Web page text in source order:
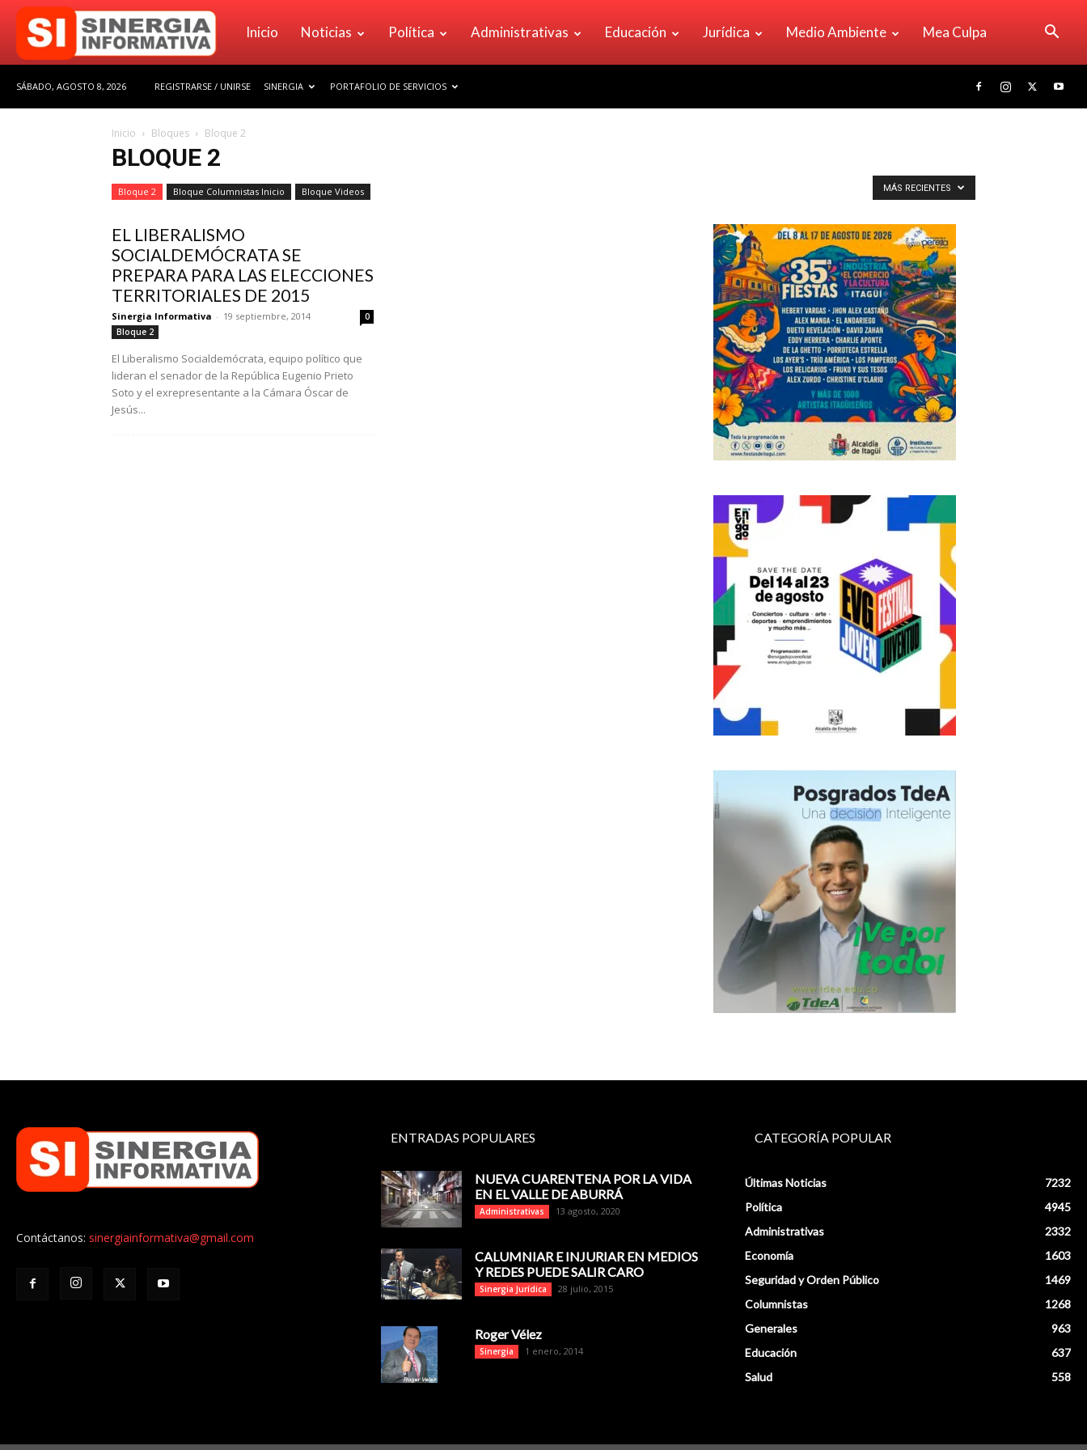
Sinergia
Inicio Noticias Política Administrativas Educación Jurídica Medio Ambiente Mea Culpa
SÁBADO, AGOSTO 8, 2026 REGISTRARSE / UNIRSE SINERGIA PORTAFOLIO DE SERVICIOS
Inicio Bloques Bloque 2
BLOQUE 2
Bloque 2 Bloque Columnistas Inicio Bloque Videos MÁS RECIENTES
EL LIBERALISMO
SOCIALDEMÓCRATA SE
PREPARA PARA LAS ELECCIONES
TERRITORIALES DE 2015
Sinergia Informativa - 19 septiembre, 2014
0
Bloque 2
El Liberalismo Socialdemócrata, equipo político que
lideran el senador de la República Eugenio Prieto
Soto y el exrepresentante a la Cámara Óscar de
Jesús...
Contáctanos: sinergiainformativa@gmail.com
ENTRADAS POPULARES
NUEVA CUARENTENA POR LA VIDA
EN EL VALLE DE ABURRÁ
Administrativas 13 agosto, 2020
CALUMNIAR E INJURIAR EN MEDIOS
Y REDES PUEDE SALIR CARO
Sinergia Jurídica 28 julio, 2015
Roger Vélez
Sinergia 1 enero, 2014
CATEGORÍA POPULAR
Últimas Noticias
7232
Política
4945
Administrativas
2332
Economía
1603
Seguridad y Orden Público
1469
Columnistas
1268
Generales
963
Educación
637
Salud
558